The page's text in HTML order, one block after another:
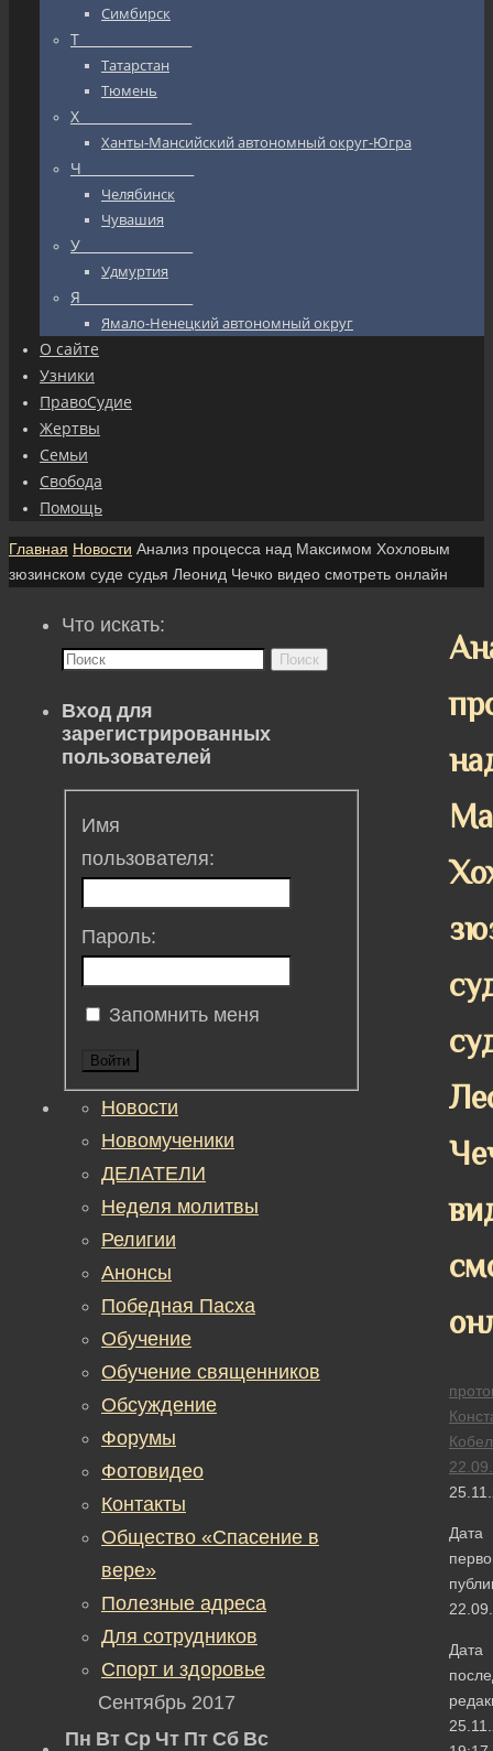
Симбирск
Т_________________
Татарстан
Тюмень
Х_________________
Ханты-Мансийский автономный округ-Югра
Ч_________________
Челябинск
Чувашия
У_________________
Удмуртия
Я_________________
Ямало-Ненецкий автономный округ
О сайте
Узники
ПравоСудие
Жертвы
Семьи
Свобода
Помощь
Главная Новости Анализ процесса над Максимом Хохловым
зюзинском суде судья Леонид Чечко видео смотреть онлайн
Дата
Дата
Что искать:
Поиск
Вход для
зарегистрированных
пользователей
Имя
пользователя:
Пароль:
Запомнить меня
Войти
Новости
Новомученики
ДЕЛАТЕЛИ
Неделя молитвы
Религии
Анонсы
Победная Пасха
Обучение
Обучение священников
Обсуждение
Форумы
Фотовидео
Контакты
Общество «Спасение в
вере»
Полезные адреса
Для сотрудников
Спорт и здоровье
Сентябрь 2017
Пн Вт Ср Чт Пт Сб Вс